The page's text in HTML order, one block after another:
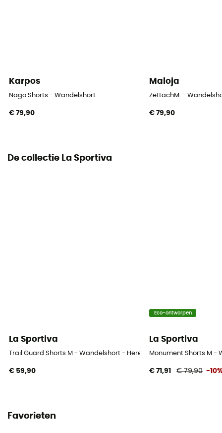
Karpos
Nago Shorts - Wandelshort
€ 79,90
Maloja
ZettachM. -
€ 79,90
De collectie La Sportiva
La Sportiva
Trail Guard Shorts M - Wandelshort - Heren
€ 59,90
Eco-ontworpen
La Sportiva
Monument Shorts M -
€ 71,91 € 79,90 -
Favorieten